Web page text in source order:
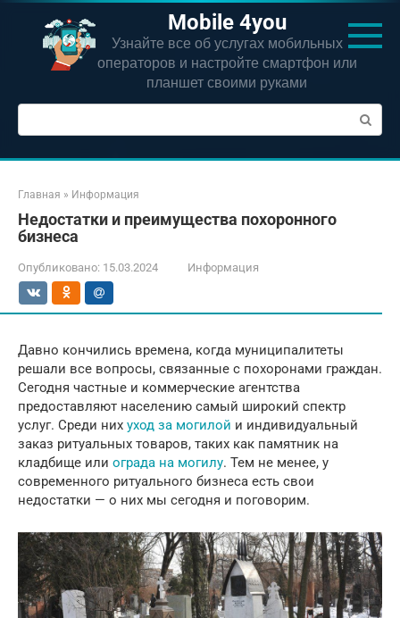
Перейти
контенту
Mobile 4you
Узнайте все об услугах мобильных
операторов и настройте смартфон или
планшет своими руками
Поиск:
Главная » Информация
Недостатки и преимущества похоронного
бизнеса
Опубликовано: 15.03.2024 Информация
Давно кончились времена, когда муниципалитеты
решали все вопросы, связанные с похоронами граждан.
Сегодня частные и коммерческие агентства
предоставляют населению самый широкий спектр
услуг. Среди них уход за могилой и индивидуальный
заказ ритуальных товаров, таких как памятник на
кладбище или ограда на могилу. Тем не менее, у
современного ритуального бизнеса есть свои
недостатки — о них мы сегодня и поговорим.